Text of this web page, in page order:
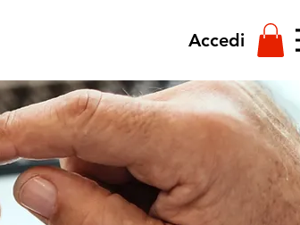
Accedi